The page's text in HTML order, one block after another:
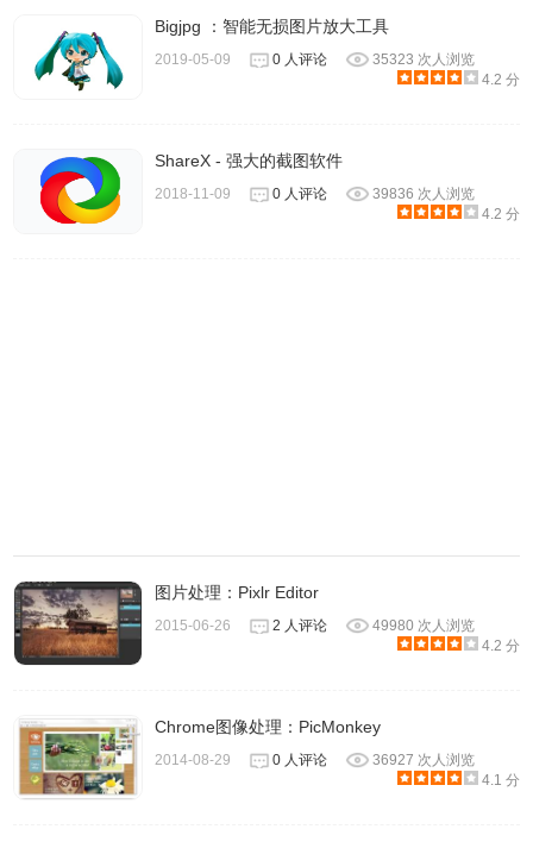
- 色调/饱和度
-色彩平衡
7、多个图像变换类型：
- 自由变换 - 缩放，旋转和倾斜和图像
- 变形变换 - 在任何方向上拉伸图像角度
- 15种渐变类型，包括线性、径向、角度和螺旋模式
- 170种预设颜色选择
- 渐变是抗锯齿的！
10、克隆图章工具：
- 直径，不透明度和流量
- 高级选项，如散射和随机旋转
Bigjpg ：智能无损图片放大工具
2019-05-09 0 人评论
35323 次人浏览
4.2 分
ShareX - 强大的截图软件
2018-11-09 0 人评论
39836 次人浏览
4.2 分
图片处理：Pixlr Editor
2015-06-26 2 人评论
49980 次人浏览
4.2 分
Chrome图像处理：PicMonkey
2014-08-29 0 人评论
36927 次人浏览
4.1 分